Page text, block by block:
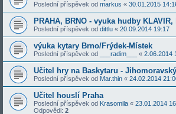
Poslední příspěvek od markus « 30.01.2015
PRAHA, BRNO - vyuka hudby KLAVIR,
Poslední příspěvek od dittlu « 20.09.2014 19:17
výuka kytary Brno/Frýdek-Místek
Poslední příspěvek od ___radim___ « 2.06.2014
Učitel hry na Baskytaru -
Poslední příspěvek od Mar.thin « 24.02.2014
Učitel houslí Praha
Poslední příspěvek od Krasomila « 23.01.2014
Odpovědi: 2